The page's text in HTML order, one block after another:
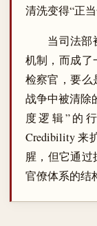
清洗变得“正当
当司法部
机制，而成了
检察官，要么
战争中被清除
度逻辑”的
Credibility 来
腥，但它通过
官僚体系的结